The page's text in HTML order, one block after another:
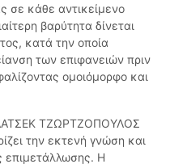
σε κάθε αντικείμενο
βαρύτητα δίνεται
κατά την οποία
των επιφανειών πριν
ομοιόμορφο και
ΤΖΩΡΤΖΟΠΟΥΛΟΣ
την εκτενή γνώση και
επιμετάλλωσης. Η